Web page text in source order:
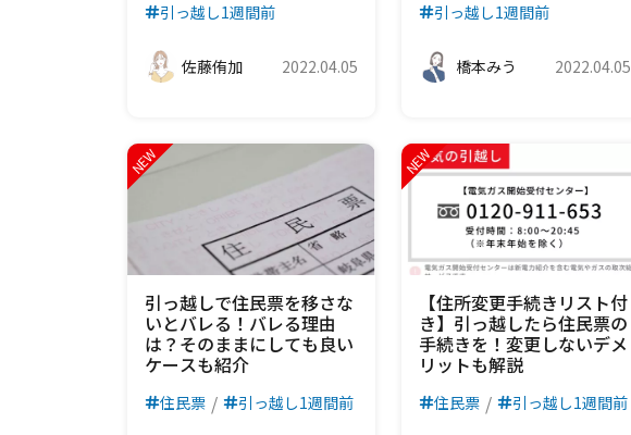
引っ越し1週間前
佐藤侑加 2022.04.05
引っ越し1週間前
橋本みう 2022.04.05
引っ越しで住民票を移さな
いとバレる！バレる理由
は？そのままにしても良い
ケースも紹介
住民票 引っ越し1週間前
【住所変更手続きリスト付
き】引っ越したら住民票の
手続きを！変更しないデメ
リットも解説
住民票 引っ越し1週間前